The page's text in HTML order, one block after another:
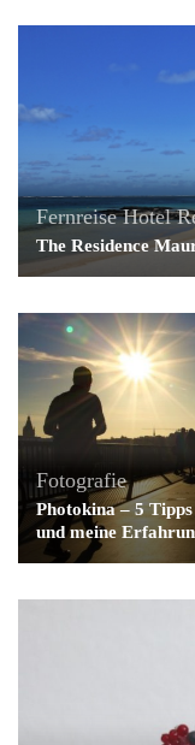
Fernreise Hotel
The Residence
Fotografie
Photokina – 5
und meine